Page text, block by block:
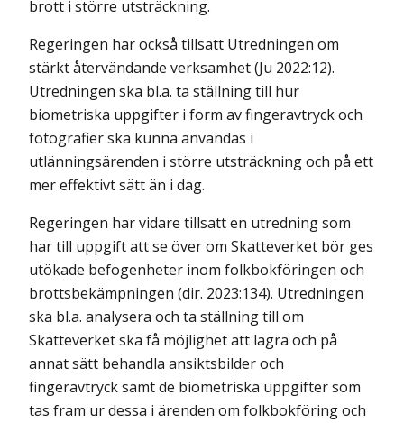
brott i större utsträckning.
Regeringen har också tillsatt Utredningen om
stärkt återvändande verksamhet (Ju 2022:12).
Utredningen ska bl.a. ta ställning till hur
biometriska uppgifter i form av fingeravtryck och
fotografier ska kunna användas i
utlänningsärenden i större utsträckning och på ett
mer effektivt sätt än i dag.
Regeringen har vidare tillsatt en utredning som
har till uppgift att se över om Skatteverket bör ges
utökade befogenheter inom folkbokföringen och
brottsbekämpningen (dir. 2023:134). Utredningen
ska bl.a. analysera och ta ställning till om
Skatteverket ska få möjlighet att lagra och på
annat sätt behandla ansiktsbilder och
fingeravtryck samt de biometriska uppgifter som
tas fram ur dessa i ärenden om folkbokföring och